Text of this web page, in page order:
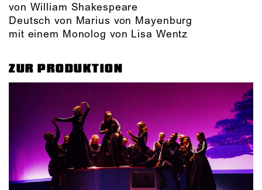
von William Shakespeare
Deutsch von Marius von Mayenburg
mit einem Monolog von Lisa Wentz
ZUR PRODUKTION